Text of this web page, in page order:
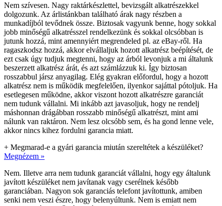
Nem szívesen. Nagy raktárkészlettel, bevizsgált alkatrészekkel
dolgozunk. Az árlistánkban található árak nagy részben a
munkadíjból tevődnek össze. Biztosak vagyunk benne, hogy sokkal
jobb minőségű alkatrésszel rendelkezünk és sokkal olcsóbban is
jutunk hozzá, mint amennyiért megrendeled pl. az eBay-ről. Ha
ragaszkodsz hozzá, akkor elvállaljuk hozott alkatrész beépítését, de
ezt csak úgy tudjuk megtenni, hogy az árból levonjuk a mi általunk
beszerzett alkatrész árát, és azt számlázzuk ki. Így biztosan
rosszabbul jársz anyagilag. Elég gyakran előfordul, hogy a hozott
alkatrész nem is működik megfelelően, ilyenkor sajáttal pótoljuk. Ha
esetlegesen működne, akkor viszont hozott alkatrészre garanciát
nem tudunk vállalni. Mi inkább azt javasoljuk, hogy ne rendelj
máshonnan drágábban rosszabb minőségű alkatrészt, mint ami
nálunk van raktáron. Nem lesz olcsóbb sem, és ha gond lenne vele,
akkor nincs kihez fordulni garancia miatt.
+ Megmarad-e a gyári garancia miután szereltétek a készüléket?
Megnézem »
Nem. Illetve arra nem tudunk garanciát vállalni, hogy egy általunk
javított készüléket nem javítanak vagy cserélnek később
garanciában. Nagyon sok garanciás telefont javítottunk, amiben
senki nem veszi észre, hogy belenyúltunk. Nem is emiatt nem